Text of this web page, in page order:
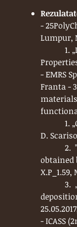
-
Lumpur,
1.
- EMRS
Franta -
1.
D.
2.
obtained
X.P_1.59,
3.
- ICASS